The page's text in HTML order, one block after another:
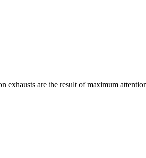
are the result of maximum